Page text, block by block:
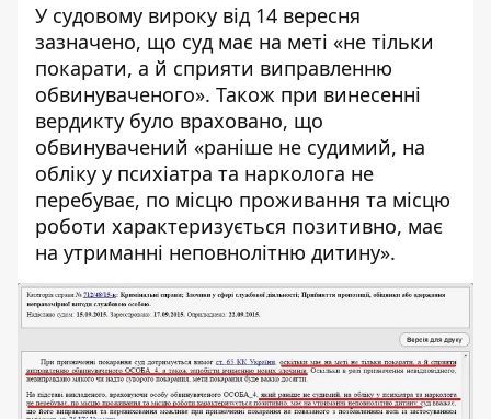
У судовому вироку від 14 вересня
зазначено, що суд має на меті «не тільки
покарати, а й сприяти виправленню
обвинуваченого». Також при винесенні
вердикту було враховано, що
обвинувачений «раніше не судимий, на
обліку у психіатра та нарколога не
перебуває, по місцю проживання та місцю
роботи характеризується позитивно, має
на утриманні неповнолітню дитину».